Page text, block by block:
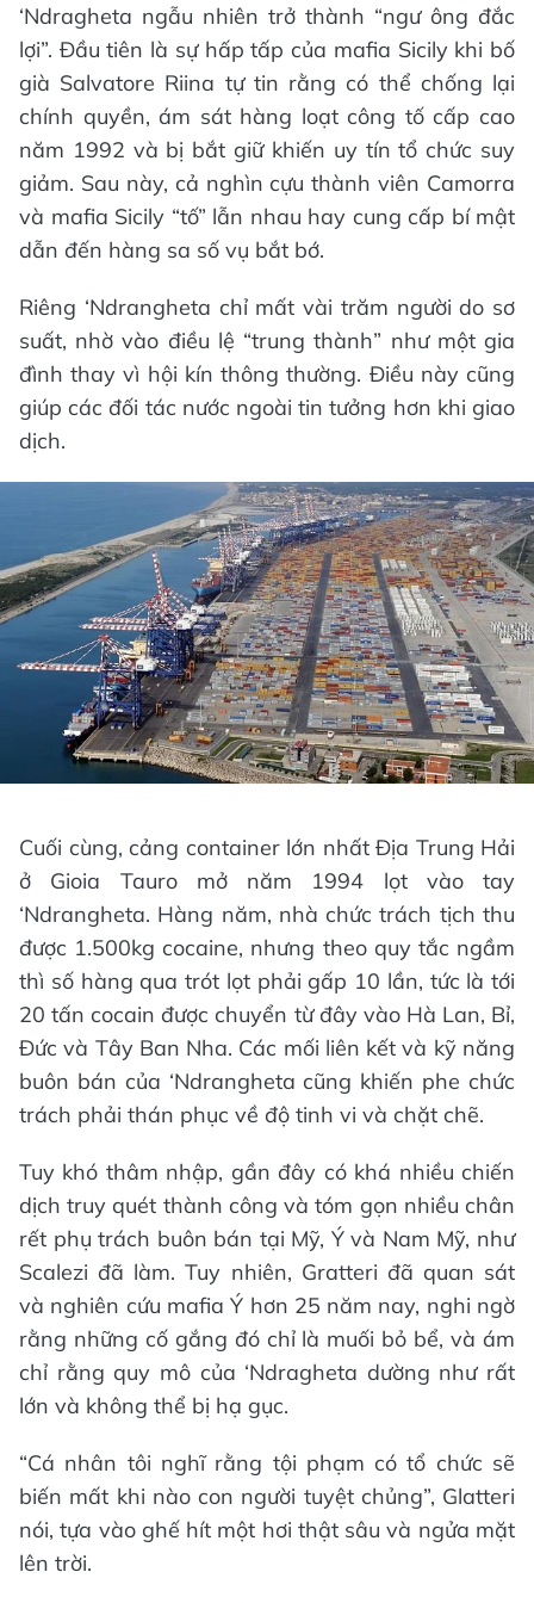
‘Ndragheta ngẫu nhiên trở thành “ngư ông đắc
lợi”. Đầu tiên là sự hấp tấp của mafia Sicily khi bố
già Salvatore Riina tự tin rằng có thể chống lại
chính quyền, ám sát hàng loạt công tố cấp cao
năm 1992 và bị bắt giữ khiến uy tín tổ chức suy
giảm. Sau này, cả nghìn cựu thành viên Camorra
và mafia Sicily “tố” lẫn nhau hay cung cấp bí mật
dẫn đến hàng sa số vụ bắt bớ.
Riêng ‘Ndrangheta chỉ mất vài trăm người do sơ
suất, nhờ vào điều lệ “trung thành” như một gia
đình thay vì hội kín thông thường. Điều này cũng
giúp các đối tác nước ngoài tin tưởng hơn khi giao
dịch.
Cuối cùng, cảng container lớn nhất Địa Trung Hải
ở Gioia Tauro mở năm 1994 lọt vào tay
‘Ndrangheta. Hàng năm, nhà chức trách tịch thu
được 1.500kg cocaine, nhưng theo quy tắc ngầm
thì số hàng qua trót lọt phải gấp 10 lần, tức là tới
20 tấn cocain được chuyển từ đây vào Hà Lan, Bỉ,
Đức và Tây Ban Nha. Các mối liên kết và kỹ năng
buôn bán của ‘Ndrangheta cũng khiến phe chức
trách phải thán phục về độ tinh vi và chặt chẽ.
Tuy khó thâm nhập, gần đây có khá nhiều chiến
dịch truy quét thành công và tóm gọn nhiều chân
rết phụ trách buôn bán tại Mỹ, Ý và Nam Mỹ, như
Scalezi đã làm. Tuy nhiên, Gratteri đã quan sát
và nghiên cứu mafia Ý hơn 25 năm nay, nghi ngờ
rằng những cố gắng đó chỉ là muối bỏ bể, và ám
chỉ rằng quy mô của ‘Ndragheta dường như rất
lớn và không thể bị hạ gục.
“Cá nhân tôi nghĩ rằng tội phạm có tổ chức sẽ
biến mất khi nào con người tuyệt chủng”, Glatteri
nói, tựa vào ghế hít một hơi thật sâu và ngửa mặt
lên trời.